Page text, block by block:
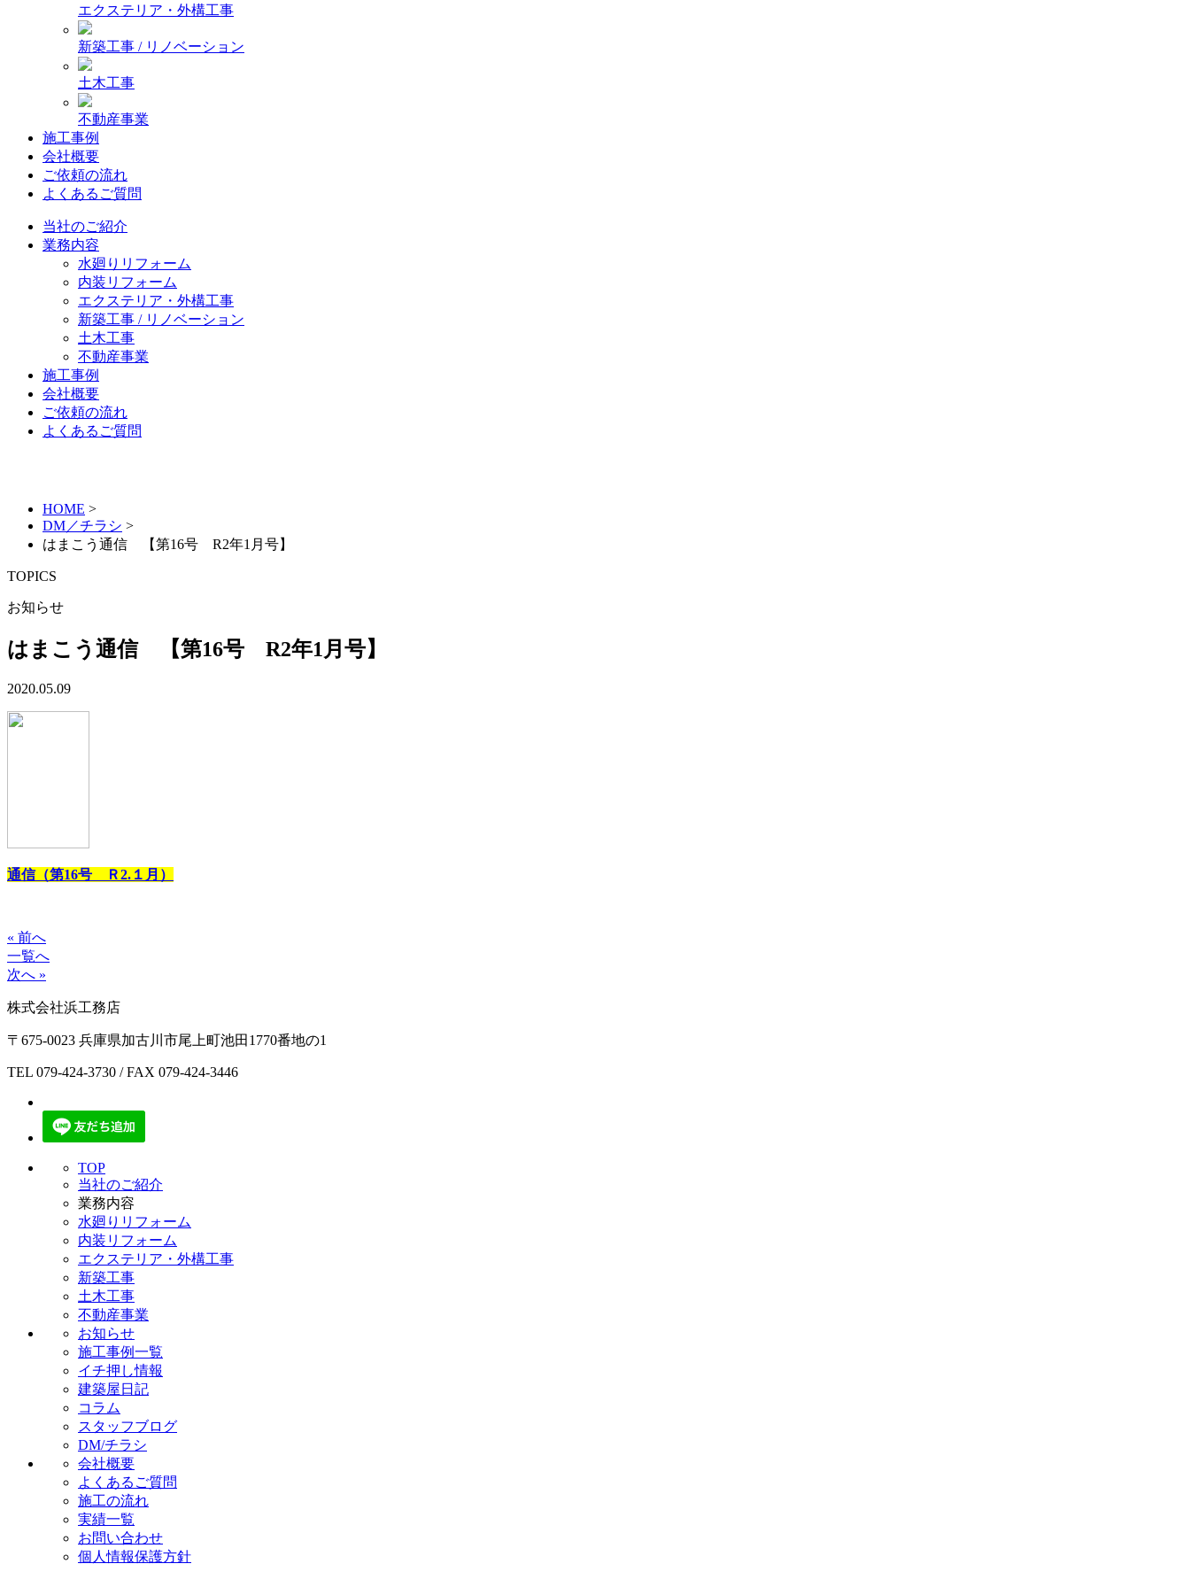
エクステリア・外構工事
新築工事 / リノベーション
土木工事
不動産事業
施工事例
会社概要
ご依頼の流れ
よくあるご質問
当社のご紹介
業務内容
水廻りリフォーム
内装リフォーム
エクステリア・外構工事
新築工事 / リノベーション
土木工事
不動産事業
施工事例
会社概要
ご依頼の流れ
よくあるご質問
HOME >
DM／チラシ >
はまこう通信 【第16号 R2年1月号】
TOPICS
お知らせ
はまこう通信 【第16号 R2年1月号】
2020.05.09
通信（第16号 Ｒ2.１月）
« 前へ
一覧へ
次へ »
株式会社浜工務店
〒675-0023 兵庫県加古川市尾上町池田1770番地の1
TEL 079-424-3730 / FAX 079-424-3446
TOP
当社のご紹介
業務内容
水廻りリフォーム
内装リフォーム
エクステリア・外構工事
新築工事
土木工事
不動産事業
お知らせ
施工事例一覧
イチ押し情報
建築屋日記
コラム
スタッフブログ
DM/チラシ
会社概要
よくあるご質問
施工の流れ
実績一覧
お問い合わせ
個人情報保護方針